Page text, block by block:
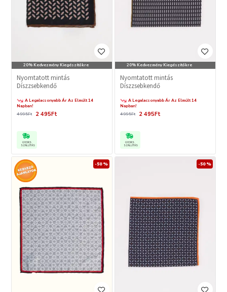
20% Kedvezmény Kiegészítőkre
Nyomtatott mintás
Díszzsebkendő
A Legalacsonyabb Ár Az Elmúlt 14
Napban!
2 495Ft
4 995Ft
GYORS
SZÁLLÍTÁS
20% Kedvezmény Kiegészítőkre
Nyomtatott mintás
Díszzsebkendő
A Legalacsonyabb Ár Az Elmúlt 14
Napban!
2 495Ft
4 995Ft
GYORS
SZÁLLÍTÁS
-50 % -50 %